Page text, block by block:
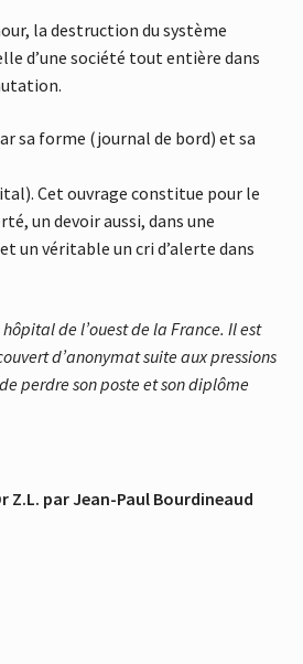
la destruction du système
d’une société tout entière dans
sa forme (journal de bord) et sa
Cet ouvrage constitue pour le
un devoir aussi, dans une
un véritable un cri d’alerte dans
de l’ouest de la France. Il est
d’anonymat suite aux pressions
perdre son poste et son diplôme
Z.L. par Jean-Paul Bourdineaud